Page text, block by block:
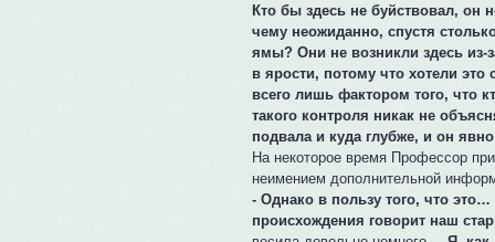
Кто бы здесь не буйствовал, он
чему неожиданно, спустя
ямы? Они не возникли здесь из-
в ярости, потому что хотели
всего лишь фактором того, что
такого контроля никак не
подвала и куда глубже, и он
На некоторое время Профессор
неимением дополнительной
- Однако в пользу того, что
происхождения говорит наш